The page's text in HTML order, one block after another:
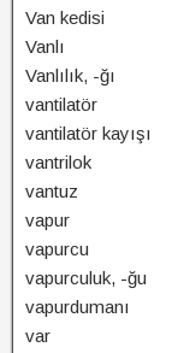
Van kedisi
Vanlı
Vanlılık, -ğı
vantilatör
vantilatör kayışı
vantrilok
vantuz
vapur
vapurcu
vapurculuk, -ğu
vapurdumanı
var